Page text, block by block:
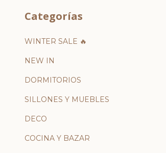
Categorías
WINTER SALE 🔥
NEW IN
DORMITORIOS
SILLONES Y MUEBLES
DECO
COCINA Y BAZAR